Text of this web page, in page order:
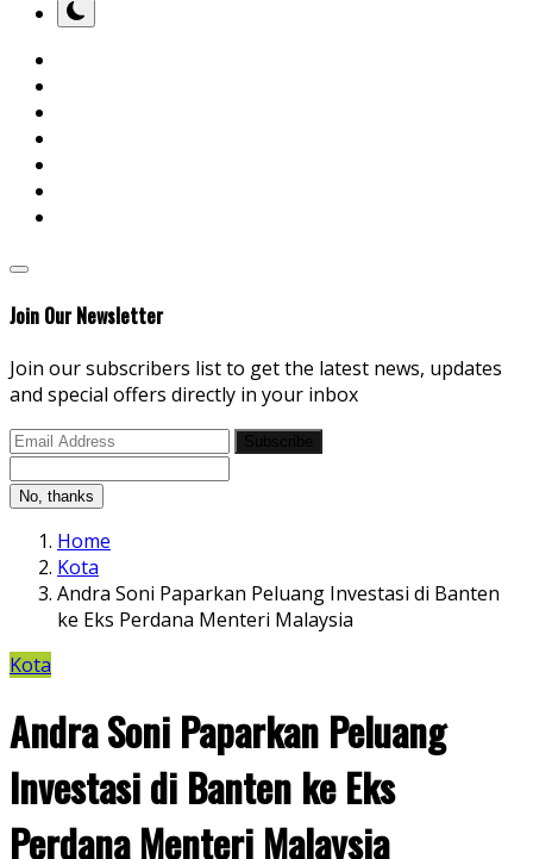
Join Our Newsletter
Join our subscribers list to get the latest news, updates
and special offers directly in your inbox
No, thanks
Home
Kota
Andra Soni Paparkan Peluang Investasi di Banten
ke Eks Perdana Menteri Malaysia
Kota
Andra Soni Paparkan Peluang
Investasi di Banten ke Eks
Perdana Menteri Malaysia